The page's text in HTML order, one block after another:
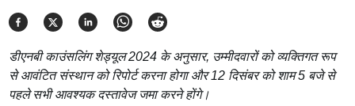
डीएनबी काउंसलिंग शेड्यूल 2024 के अनुसार, उम्मीदवारों को व्यक्तिगत रूप
से आवंटित संस्थान को रिपोर्ट करना होगा और 12 दिसंबर को शाम 5 बजे से
पहले सभी आवश्यक दस्तावेज जमा करने होंगे।